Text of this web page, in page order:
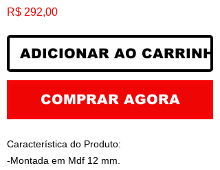
R$ 292,00Preço
ADICIONAR AO CARRINHO
COMPRAR AGORA
Característica do Produto:
-Montada em Mdf 12 mm.